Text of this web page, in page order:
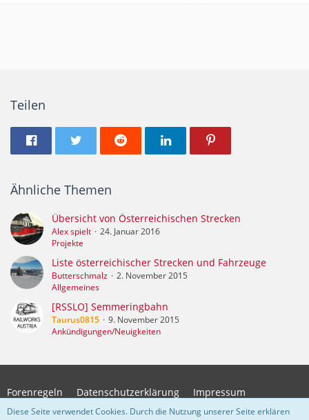
Teilen
Ähnliche Themen
Übersicht von Österreichischen Strecken
Alex spielt
24. Januar 2016
Projekte
Liste österreichischer Strecken und Fahrzeuge
Butterschmalz
2. November 2015
Allgemeines
[RSSLO] Semmeringbahn
Taurus0815
9. November 2015
Ankündigungen/Neuigkeiten
Forenregeln Datenschutzerklärung Impressum
Diese Seite verwendet Cookies. Durch die Nutzung unserer Seite erklären